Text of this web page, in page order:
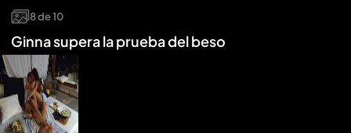
8de10
Ginna supera la prueba del beso